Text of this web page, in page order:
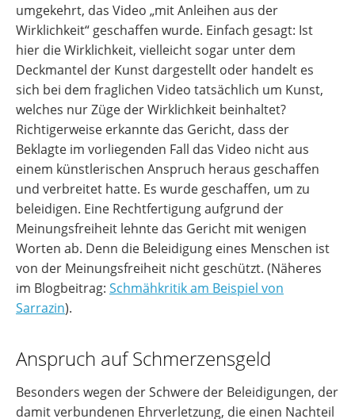
umgekehrt, das Video „mit Anleihen aus der
Wirklichkeit“ geschaffen wurde. Einfach gesagt: Ist
hier die Wirklichkeit, vielleicht sogar unter dem
Deckmantel der Kunst dargestellt oder handelt es
sich bei dem fraglichen Video tatsächlich um Kunst,
welches nur Züge der Wirklichkeit beinhaltet?
Richtigerweise erkannte das Gericht, dass der
Beklagte im vorliegenden Fall das Video nicht aus
einem künstlerischen Anspruch heraus geschaffen
und verbreitet hatte. Es wurde geschaffen, um zu
beleidigen. Eine Rechtfertigung aufgrund der
Meinungsfreiheit lehnte das Gericht mit wenigen
Worten ab. Denn die Beleidigung eines Menschen ist
von der Meinungsfreiheit nicht geschützt. (Näheres
im Blogbeitrag: Schmähkritik am Beispiel von
Sarrazin).
Anspruch auf Schmerzensgeld
Besonders wegen der Schwere der Beleidigungen, der
damit verbundenen Ehrverletzung, die einen Nachteil